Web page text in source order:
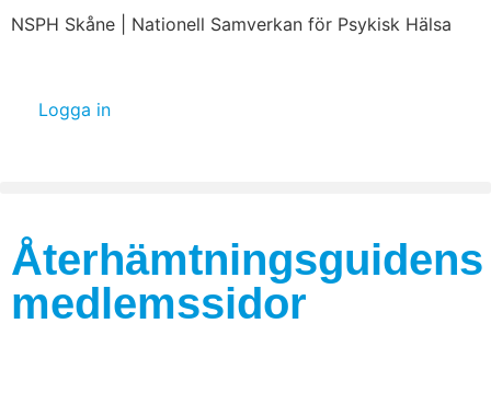
NSPH Skåne | Nationell Samverkan för Psykisk Hälsa
Logga in
Återhämtningsguidens
medlemssidor